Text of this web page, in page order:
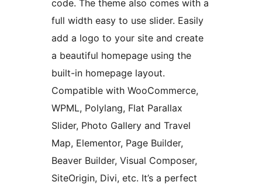
code. The theme also comes with a
full width easy to use slider. Easily
add a logo to your site and create
a beautiful homepage using the
built-in homepage layout.
Compatible with WooCommerce,
WPML, Polylang, Flat Parallax
Slider, Photo Gallery and Travel
Map, Elementor, Page Builder,
Beaver Builder, Visual Composer,
SiteOrigin, Divi, etc. It’s a perfect